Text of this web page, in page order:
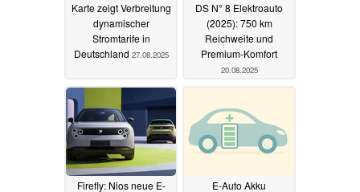
Karte zeigt Verbreitung
dynamischer
Stromtarife in
Deutschland 27.08.2025
DS N° 8 Elektroauto
(2025): 750 km
Reichweite und
Premium-Komfort
20.08.2025
Firefly: Nios neue E-
E-Auto Akku